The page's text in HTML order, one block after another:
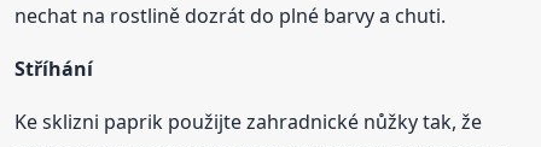
nechat na rostlině dozrát do plné barvy a chuti.
Stříhání
Ke sklizni paprik použijte zahradnické nůžky tak, že